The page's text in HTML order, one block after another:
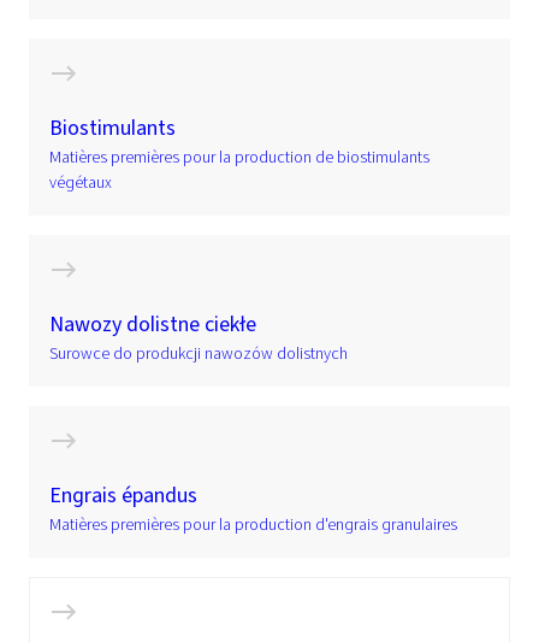
Biostimulants
Matières premières pour la production de biostimulants
végétaux
Nawozy dolistne ciekłe
Surowce do produkcji nawozów dolistnych
Engrais épandus
Matières premières pour la production d'engrais granulaires